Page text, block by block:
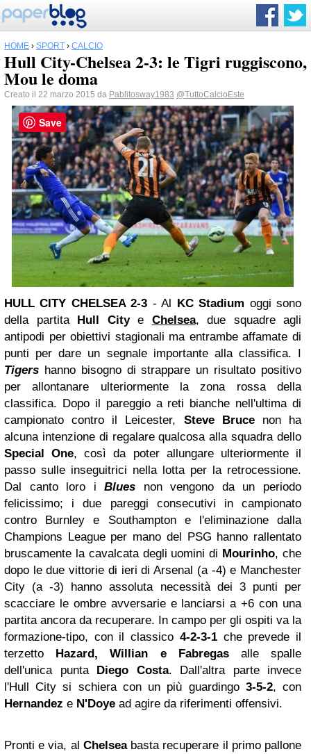
HOME › SPORT › CALCIO
Hull City-Chelsea 2-3: le Tigri ruggiscono,
Mou le doma
Creato il 22 marzo 2015 da Pablitosway1983 @TuttoCalcioEste
HULL CITY CHELSEA 2-3 - Al KC Stadium oggi sono
della partita Hull City e Chelsea, due squadre agli
antipodi per obiettivi stagionali ma entrambe affamate di
punti per dare un segnale importante alla classifica. I
Tigers hanno bisogno di strappare un risultato positivo
per allontanare ulteriormente la zona rossa della
classifica. Dopo il pareggio a reti bianche nell'ultima di
campionato contro il Leicester, Steve Brucenon ha
alcuna intenzione di regalare qualcosa alla squadra dello
Special One, così da poter allungare ulteriormente il
passo sulle inseguitrici nella lotta per la retrocessione.
Dal canto loro iBlues non vengono da un periodo
felicissimo; i due pareggi consecutivi in campionato
contro Burnley e Southampton e l'eliminazione dalla
Champions League per mano del PSG hanno rallentato
bruscamente la cavalcata degli uomini di Mourinho, che
dopo le due vittorie di ieri di Arsenal (a -4) e Manchester
City (a -3) hanno assoluta necessità dei 3 punti per
scacciare le ombre avversarie e lanciarsi a +6 con una
partita ancora da recuperare. In campo per gli ospiti va la
formazione-tipo, con il classico 4-2-3-1 che prevede il
terzetto Hazard, Willian e Fabregas alle spalle
dell'unica punta Diego Costa. Dall'altra parte invece
l'Hull City si schiera con un più guardingo 3-5-2, con
Hernandez e N'Doye ad agire da riferimenti offensivi.
Pronti e via, al Chelseabasta recuperare il primo pallone
Save